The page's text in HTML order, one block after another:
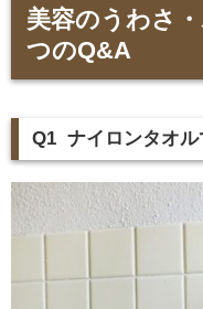
美容のうわさ
つのQ&A
Q1 ナイロンタオ